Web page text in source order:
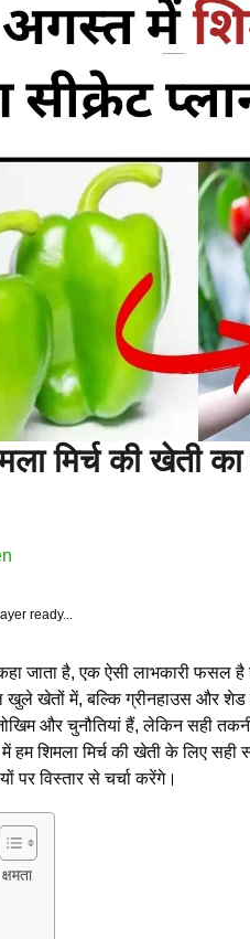
मिर्च की खेती का
ready...
जाता है, एक ऐसी लाभकारी फसल
खेतों में, बल्कि ग्रीनहाउस और शेड
और चुनौतियां हैं, लेकिन सही
शिमला मिर्च की खेती के लिए सही
पर विस्तार से चर्चा करेंगे।